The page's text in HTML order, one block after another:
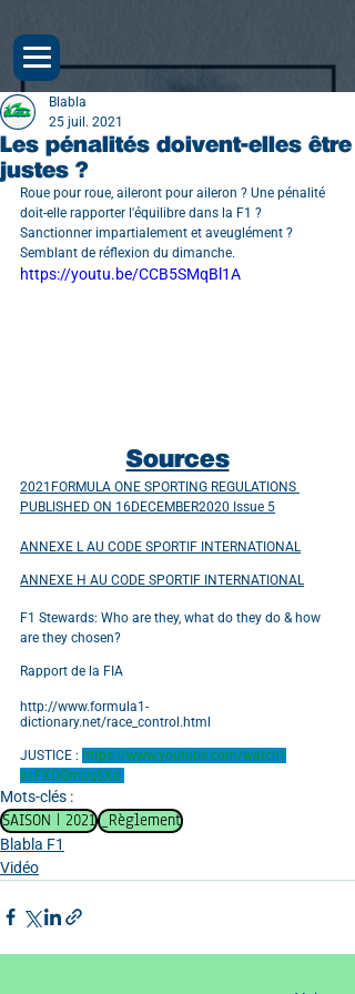
Les pénalités doivent-elles être
justes ?
Blabla
25 juil. 2021
Roue pour roue, aileront pour aileron ? Une pénalité
doit-elle rapporter l'équilibre dans la F1 ?
Sanctionner impartialement et aveuglément ?
Semblant de réflexion du dimanche.
https://youtu.be/CCB5SMqBl1A
Sources
2021FORMULA ONE SPORTING REGULATIONS
PUBLISHED ON 16DECEMBER2020 Issue 5
ANNEXE L AU CODE SPORTIF INTERNATIONAL
ANNEXE H AU CODE SPORTIF INTERNATIONAL
F1 Stewards: Who are they, what do they do & how
are they chosen?
Rapport de la FIA
http://www.formula1-
dictionary.net/race_control.html
JUSTICE : https://www.youtube.com/watch?
v=FXDQrnoqSXo
Mots-clés :
SAISON | 2021 _Règlement
Blabla F1
Vidéo